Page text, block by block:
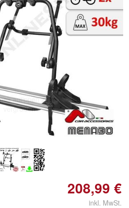
antippen zum
vergrößern
208,99 €
inkl. MwSt.